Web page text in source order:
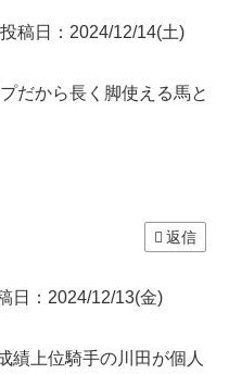
投稿日：2024/12/14(土)
だから長く脚使える馬と
返信
日：2024/12/13(金)
績上位騎手の川田が個人